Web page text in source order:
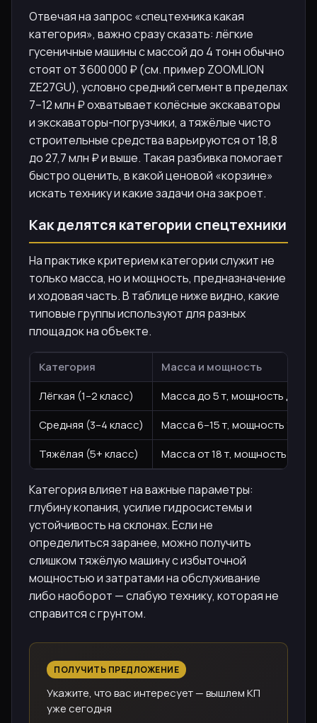
Отвечая на запрос «спецтехника какая
категория», важно сразу сказать: лёгкие
гусеничные машины с массой до 4 тонн обычно
стоят от 3 600 000 ₽ (см. пример ZOOMLION
ZE27GU), условно средний сегмент в пределах
7–12 млн ₽ охватывает колёсные экскаваторы
и экскаваторы-погрузчики, а тяжёлые чисто
строительные средства варьируются от 18,8
до 27,7 млн ₽ и выше. Такая разбивка помогает
быстро оценить, в какой ценовой «корзине»
искать технику и какие задачи она закроет.
Как делятся категории спецтехники
На практике критерием категории служит не
только масса, но и мощность, предназначение
и ходовая часть. В таблице ниже видно, какие
типовые группы используют для разных
площадок на объекте.
Категория
Масса и мощность
Лёгкая (1–2 класс)
Масса до 5 т, мощность до
Средняя (3–4 класс)
Масса 6–15 т, мощность
Тяжёлая (5+ класс)
Масса от 18 т, мощность выше
Категория влияет на важные параметры:
глубину копания, усилие гидросистемы и
устойчивость на склонах. Если не
определиться заранее, можно получить
слишком тяжёлую машину с избыточной
мощностью и затратами на обслуживание
либо наоборот — слабую технику, которая не
справится с грунтом.
ПОЛУЧИТЬ ПРЕДЛОЖЕНИЕ
Укажите, что вас интересует — вышлем КП
уже сегодня